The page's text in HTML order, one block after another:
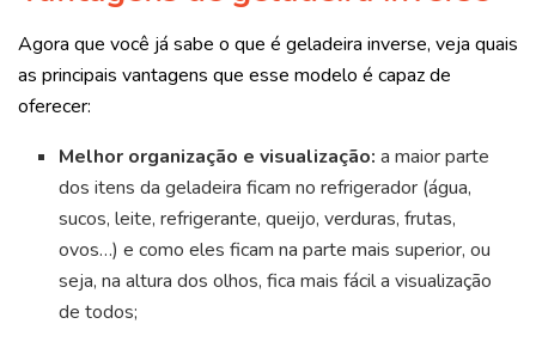
Agora que você já sabe o que é geladeira inverse, veja quais
as principais vantagens que esse modelo é capaz de
oferecer:
Melhor organização e visualização: a maior parte
dos itens da geladeira ficam no refrigerador (água,
sucos, leite, refrigerante, queijo, verduras, frutas,
ovos…) e como eles ficam na parte mais superior, ou
seja, na altura dos olhos, fica mais fácil a visualização
de todos;